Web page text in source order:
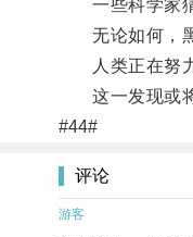
一些科学家猜
无论如何，黑
人类正在努力
这一发现或将
#44#
评论
游客